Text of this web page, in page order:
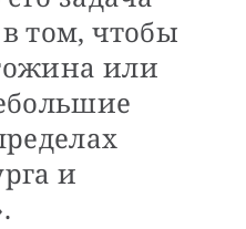
том, чтобы
или
и